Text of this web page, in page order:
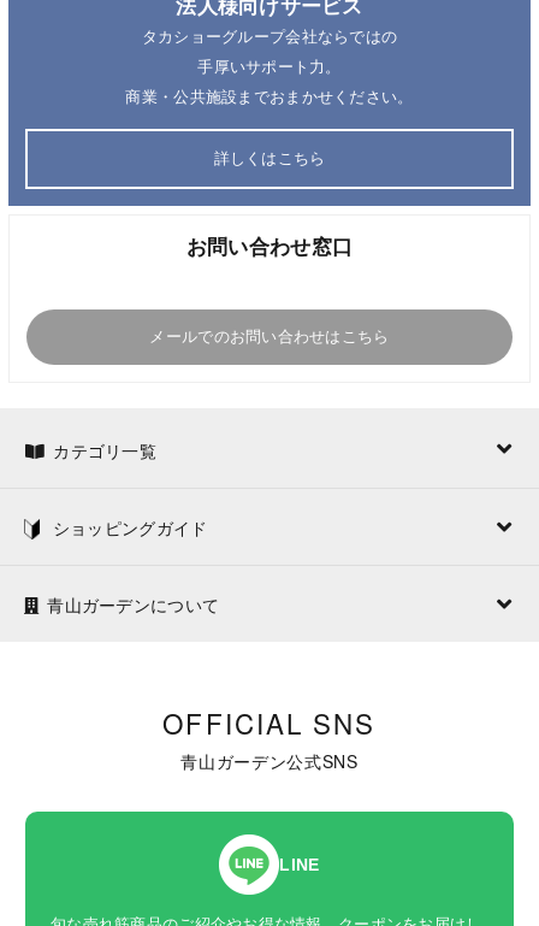
法人様向けサービス
タカショーグループ会社ならではの
手厚いサポート力。
商業・公共施設までおまかせください。
詳しくはこちら
お問い合わせ窓口
メールでのお問い合わせはこちら
カテゴリ一覧
ショッピングガイド
青山ガーデンについて
OFFICIAL SNS
青山ガーデン公式SNS
LINE